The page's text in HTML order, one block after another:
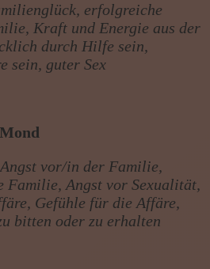
erfolgreiche
Kraft und Energie aus der
durch Hilfe sein,
sein, guter Sex
vor/in der Familie,
Familie, Angst vor Sexualität,
Gefühle für die Affäre,
bitten oder zu erhalten